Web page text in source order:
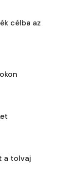
célba az
a tolvaj